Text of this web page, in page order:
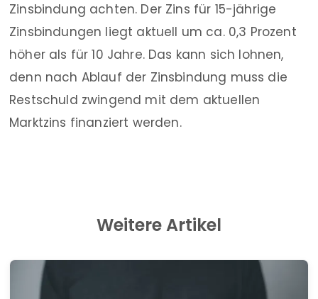
Zinsbindung achten. Der Zins für 15-jährige
Zinsbindungen liegt aktuell um ca. 0,3 Prozent
höher als für 10 Jahre. Das kann sich lohnen,
denn nach Ablauf der Zinsbindung muss die
Restschuld zwingend mit dem aktuellen
Marktzins finanziert werden.
Weitere Artikel